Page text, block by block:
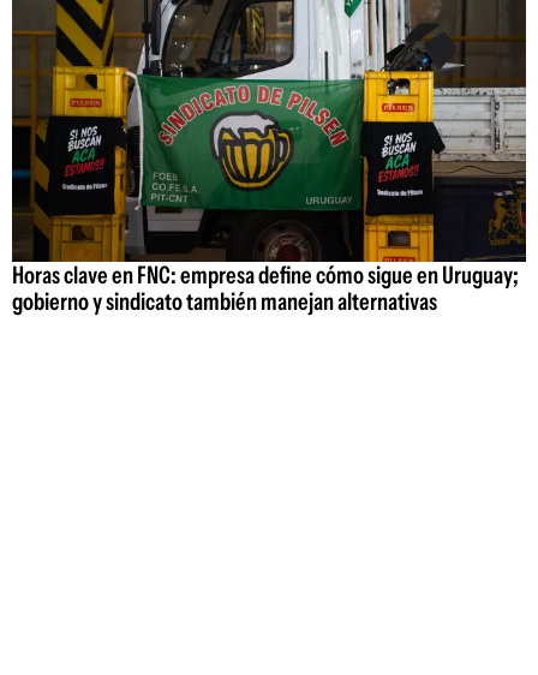
Horas clave en FNC: empresa define cómo sigue en Uruguay;
gobierno y sindicato también manejan alternativas